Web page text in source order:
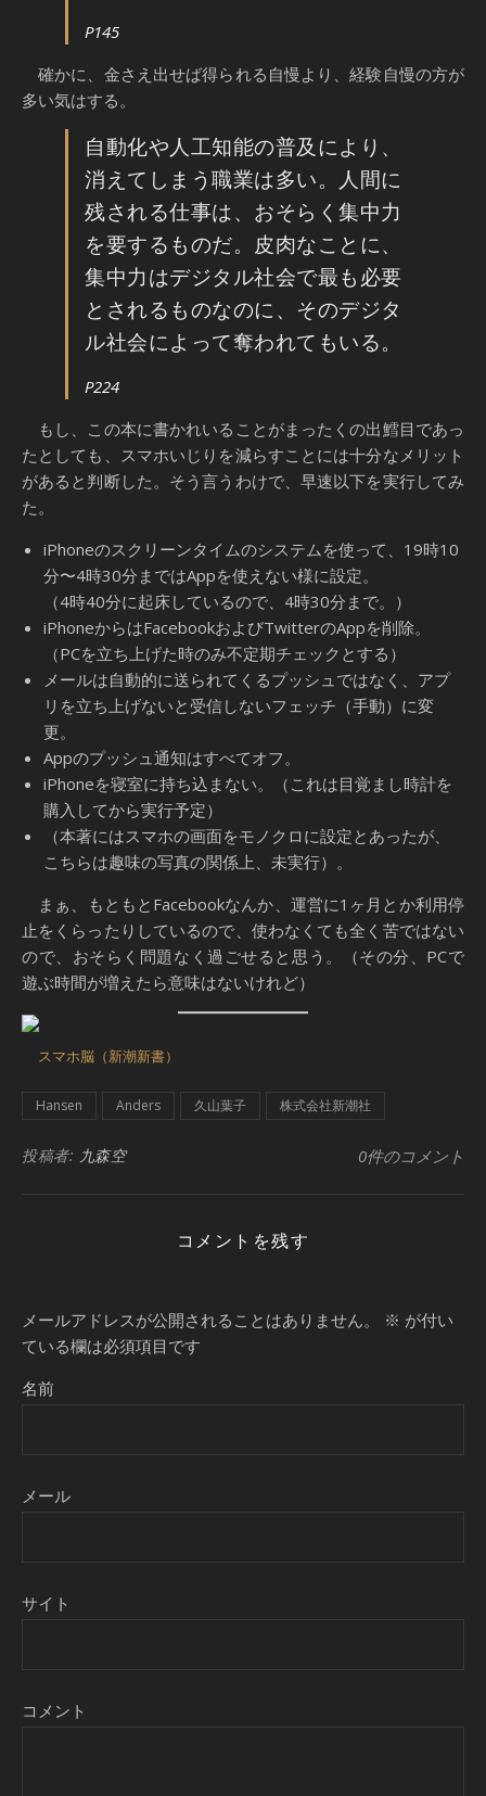
P145
確かに、金さえ出せば得られる自慢より、経験自慢の方が
多い気はする。
自動化や人工知能の普及により、
消えてしまう職業は多い。人間に
残される仕事は、おそらく集中力
を要するものだ。皮肉なことに、
集中力はデジタル社会で最も必要
とされるものなのに、そのデジタ
ル社会によって奪われてもいる。
P224
もし、この本に書かれいることがまったくの出鱈目であっ
たとしても、スマホいじりを減らすことには十分なメリット
があると判断した。そう言うわけで、早速以下を実行してみ
た。
iPhoneのスクリーンタイムのシステムを使って、19時10
分〜4時30分まではAppを使えない様に設定。
（4時40分に起床しているので、4時30分まで。）
iPhoneからはFacebookおよびTwitterのAppを削除。
（PCを立ち上げた時のみ不定期チェックとする）
メールは自動的に送られてくるプッシュではなく、アプ
リを立ち上げないと受信しないフェッチ（手動）に変
更。
Appのプッシュ通知はすべてオフ。
iPhoneを寝室に持ち込まない。（これは目覚まし時計を
購入してから実行予定）
（本著にはスマホの画面をモノクロに設定とあったが、
こちらは趣味の写真の関係上、未実行）。
まぁ、もともとFacebookなんか、運営に1ヶ月とか利用停
止をくらったりしているので、使わなくても全く苦ではない
ので、おそらく問題なく過ごせると思う。（その分、PCで
遊ぶ時間が増えたら意味はないけれど）
スマホ脳（新潮新書）
Hansen Anders 久山葉子 株式会社新潮社
投稿者: 九森空 0件のコメント
コメントを残す
メールアドレスが公開されることはありません。 ※ が付い
ている欄は必須項目です
名前
メール
サイト
コメント